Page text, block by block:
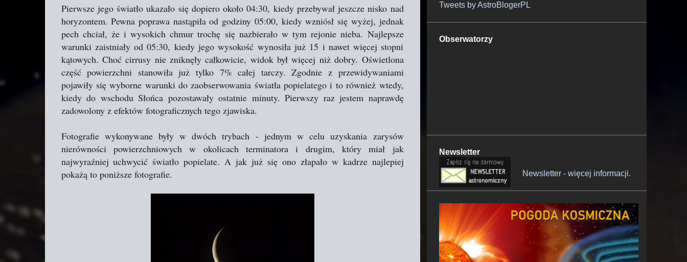
Pierwsze jego światło ukazało się dopiero około 04:30, kiedy przebywał jeszcze nisko nad
horyzontem. Pewna poprawa nastąpiła od godziny 05:00, kiedy wzniósł się wyżej, jednak
pech chciał, że i wysokich chmur trochę się nazbierało w tym rejonie nieba. Najlepsze
warunki zaistniały od 05:30, kiedy jego wysokość wynosiła już 15 i nawet więcej stopni
kątowych. Choć cirrusy nie zniknęły całkowicie, widok był więcej niż dobry. Oświetlona
część powierzchni stanowiła już tylko 7% całej tarczy. Zgodnie z przewidywaniami
pojawiły się wyborne warunki do zaobserwowania światła popielatego i to również wtedy,
kiedy do wschodu Słońca pozostawały ostatnie minuty. Pierwszy raz jestem naprawdę
zadowolony z efektów fotograficznych tego zjawiska.
Fotografie wykonywane były w dwóch trybach - jednym w celu uzyskania zarysów
nierówności powierzchniowych w okolicach terminatora i drugim, który miał jak
najwyraźniej uchwycić światło popielate. A jak już się ono złapało w kadrze najlepiej
pokażą to poniższe fotografie.
Tweets by AstroBlogerPL
Obserwatorzy
Newsletter
Newsletter - więcej informacji.